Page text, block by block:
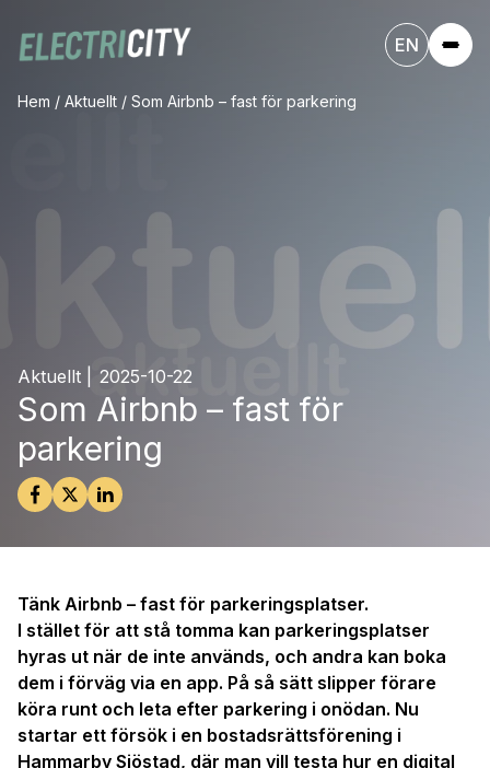
EN
Hem / Aktuellt / Som Airbnb – fast för parkering
Aktuellt 2025-10-22
Som Airbnb – fast för
parkering
Tänk Airbnb – fast för parkeringsplatser.
I stället för att stå tomma kan parkeringsplatser
hyras ut när de inte används, och andra kan boka
dem i förväg via en app. På så sätt slipper förare
köra runt och leta efter parkering i onödan. Nu
startar ett försök i en bostadsrättsförening i
Hammarby Sjöstad, där man vill testa hur en digital